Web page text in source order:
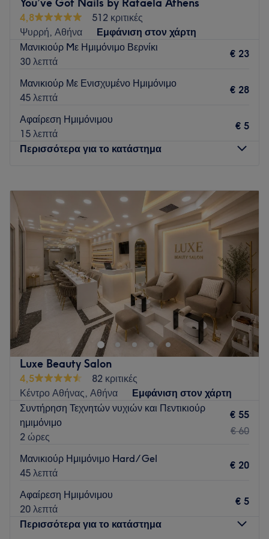
You’ve Got Nails by Rafaela Athens
4,8
512 κριτικές
Ψυρρή, Αθήνα
Εμφάνιση στον χάρτη
Μανικιούρ Mε Ημιμόνιμο Βερνίκι
30 λεπτά
€ 23
Μανικιούρ Με Ενισχυμένο Ημιμόνιμο
45 λεπτά
€ 28
Αφαίρεση Ημιμόνιμου
15 λεπτά
€ 5
Περισσότερα για το κατάστημα
09:00–21:00
Τετάρτη
09:00–21:00
Πέμπτη
09:00–21:00
Παρασκευή
09:00
21:00
Σάββατο
09:00
18:00
Κυριακή
Κλειστό
Go to venue
Luxe Beauty Salon
4,5
82 κριτικές
Κέντρο Αθήνας, Αθήνα
Εμφάνιση στον χάρτη
Συντήρηση Τεχνητών νυχιών και Πεντικιούρ
ημιμόνιμο
2 ώρες
€ 55
€ 60
Μανικιούρ Ημιμόνιμο Hard/ Gel
45 λεπτά
€ 20
Αφαίρεση Ημιμόνιμου
20 λεπτά
€ 5
Περισσότερα για το κατάστημα